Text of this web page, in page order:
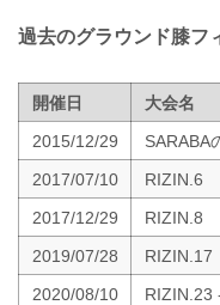
過去のグラウンド膝フ
開催日 大会名
2015/12/29
SARABA
2017/07/10
RIZIN.6
2017/12/29
RIZIN.8
2019/07/28
RIZIN.17
2020/08/10
RIZIN.23